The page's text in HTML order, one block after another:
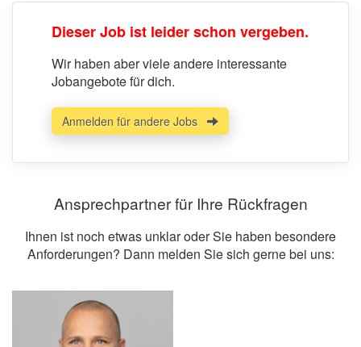
Dieser Job ist leider schon vergeben.
Wir haben aber viele andere interessante
Jobangebote für dich.
Anmelden für andere Jobs
Ansprechpartner für Ihre Rückfragen
Ihnen ist noch etwas unklar oder Sie haben besondere
Anforderungen? Dann melden Sie sich gerne bei uns: